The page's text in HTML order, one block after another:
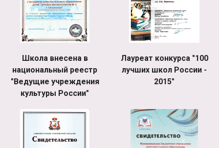
Школа внесена в
национальный реестр
"Ведущие учреждения
культуры России"
Лауреат конкурса "100
лучших школ России -
2015"